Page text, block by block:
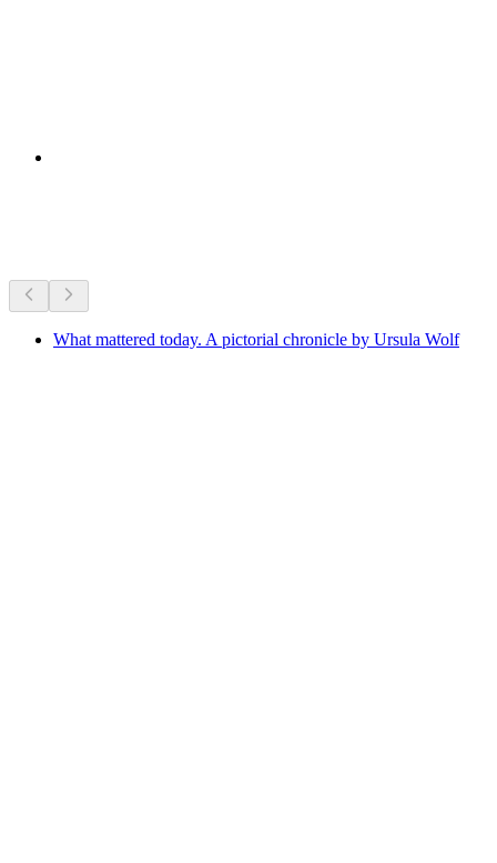
What mattered today. A pictorial chronicle by Ursula Wolf